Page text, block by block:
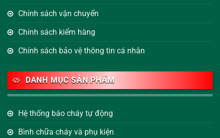
Chính sách vận chuyển
Chính sách kiểm hàng
Chính sách bảo vệ thông tin cá nhân
DANH MỤC SẢN PHẨM
Hệ thống báo cháy tự động
Bình chữa cháy và phụ kiện